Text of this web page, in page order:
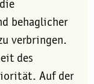
behaglicher
verbringen.
des
Auf der